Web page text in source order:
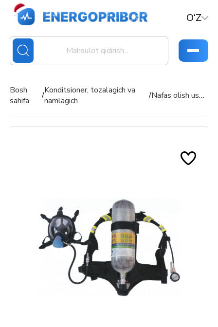
O‘Z
Bosh
sahifa
/Konditsioner, tozalagich va
namlagich
/ Nafas olish uskunasi